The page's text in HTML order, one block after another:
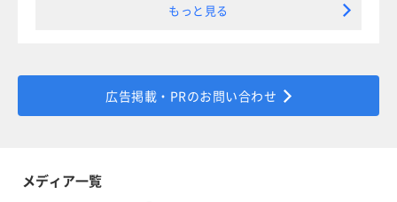
もっと見る
広告掲載・PRのお問い合わせ
メディア一覧